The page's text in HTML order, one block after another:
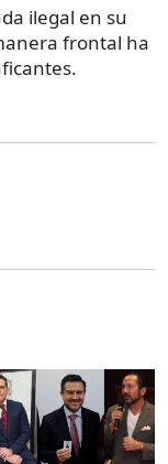
ilegal en su
frontal ha